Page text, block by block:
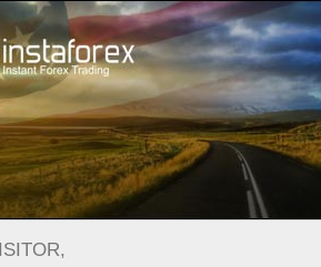
สำหรับเทรดเดอร์ Forex Analytics
ท่องโลกภูมิศาสตร์กับทาง